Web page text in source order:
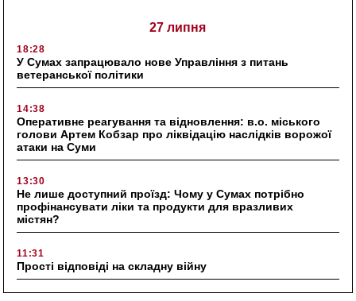
27 липня
18:28
У Сумах запрацювало нове Управління з питань
ветеранської політики
14:38
Оперативне реагування та відновлення: в.о. міського
голови Артем Кобзар про ліквідацію наслідків ворожої
атаки на Суми
13:30
Не лише доступний проїзд: Чому у Сумах потрібно
профінансувати ліки та продукти для вразливих
містян?
11:31
Прості відповіді на складну війну